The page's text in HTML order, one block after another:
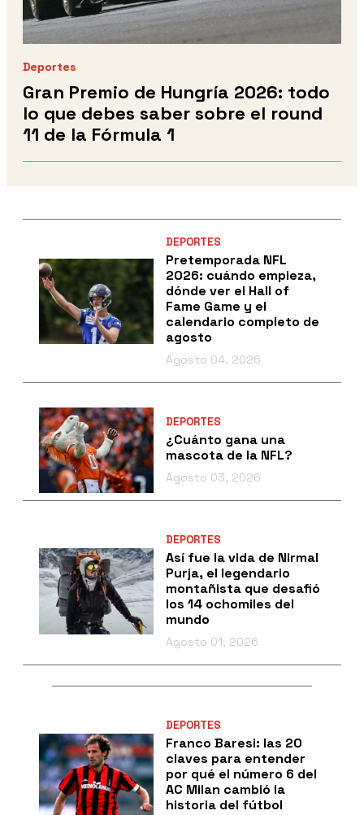
Deportes
Gran Premio de Hungría 2026: todo
lo que debes saber sobre el round
11 de la Fórmula 1
DEPORTES
Pretemporada NFL
2026: cuándo empieza,
dónde ver el Hall of
Fame Game y el
calendario completo de
agosto
Agosto 04, 2026
DEPORTES
¿Cuánto gana una
mascota de la NFL?
Agosto 03, 2026
DEPORTES
Así fue la vida de Nirmal
Purja, el legendario
montañista que desafió
los 14 ochomiles del
mundo
Agosto 01, 2026
DEPORTES
Franco Baresi: las 20
claves para entender
por qué el número 6 del
AC Milan cambió la
historia del fútbol